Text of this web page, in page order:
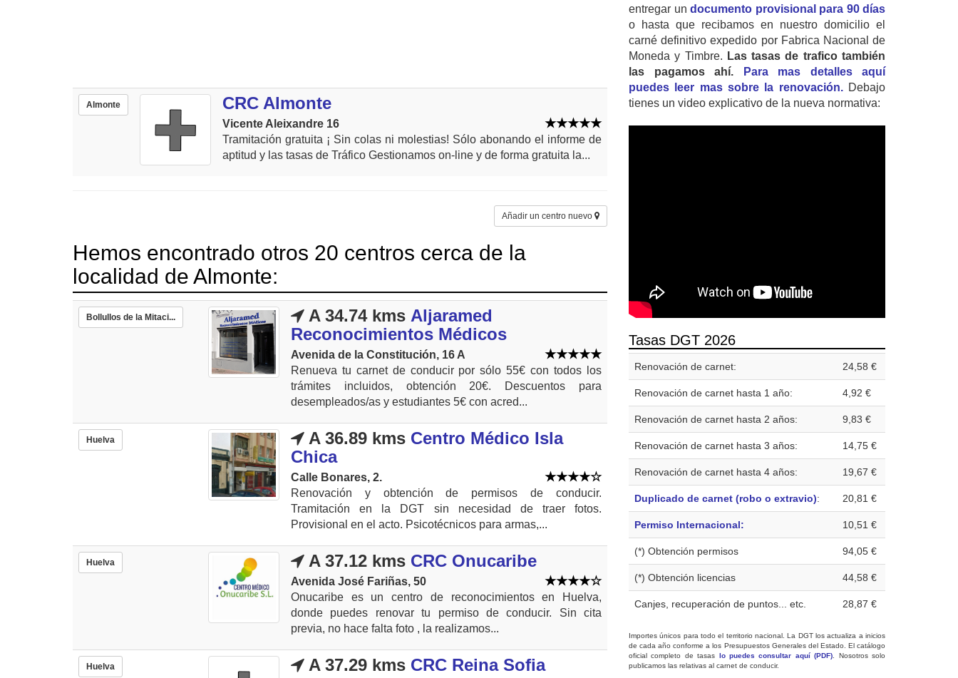
Almonte CRC Almonte
Vicente Aleixandre 16
Tramitación gratuita ¡ Sin colas ni molestias! Sólo abonando el informe de
aptitud y las tasas de Tráfico Gestionamos on-line y de forma gratuita la...
Añadir un centro nuevo
Hemos encontrado otros 20 centros cerca de la
localidad de Almonte:
Bollullos de la Mitaci... A 34.74 kms Aljaramed
Reconocimientos Médicos
Avenida de la Constitución, 16 A
Renueva tu carnet de conducir por sólo 55€ con todos los
trámites incluidos, obtención 20€. Descuentos para
desempleados/as y estudiantes 5€ con acred...
Huelva A 36.89 kms Centro Médico Isla
Chica
Calle Bonares, 2.
Renovación y obtención de permisos de conducir.
Tramitación en la DGT sin necesidad de traer fotos.
Provisional en el acto. Psicotécnicos para armas,...
Huelva A 37.12 kms CRC Onucaribe
Avenida José Fariñas, 50
Onucaribe es un centro de reconocimientos en Huelva,
donde puedes renovar tu permiso de conducir. Sin cita
previa, no hace falta foto , la realizamos...
Huelva A 37.29 kms CRC Reina Sofia
entregar un documento provisional para 90 días
o hasta que recibamos en nuestro domicilio el
carné definitivo expedido por Fabrica Nacional de
Moneda y Timbre. Las tasas de trafico también
las pagamos ahí.
Para mas detalles aquí
puedes leer mas sobre la renovación.Debajo
tienes un video explicativo de la nueva normativa:
Tasas DGT 2026
Renovación de carnet: 24,58 €
Renovación de carnet hasta 1 año: 4,92 €
Renovación de carnet hasta 2 años: 9,83 €
Renovación de carnet hasta 3 años: 14,75 €
Renovación de carnet hasta 4 años: 19,67 €
Duplicado de carnet (robo o extravio): 20,81 €
Permiso Internacional: 10,51 €
(*) Obtención permisos 94,05 €
(*) Obtención licencias 44,58 €
Canjes, recuperación de puntos... etc. 28,87 €
Importes únicos para todo el territorio nacional. La DGT los actualiza a inicios
de cada año conforme a los Presupuestos Generales del Estado. El catálogo
oficial completo de tasas lo puedes consultar aquí (PDF) . Nosotros solo
publicamos las relativas al carnet de conducir.